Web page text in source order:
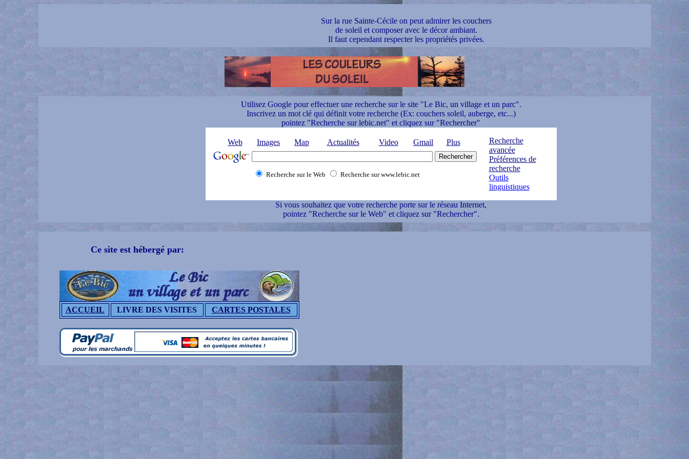
Sur la rue Sainte-Cécile on peut admirer les couchers
de soleil et composer avec le décor ambiant.
Il faut cependant respecter les propriétés privées.
Utilisez Google pour effectuer une recherche sur le site "Le Bic, un village et un parc".
Inscrivez un mot clé qui définit votre recherche (Ex: couchers soleil, auberge, etc...)
pointez "Recherche sur lebic.net" et cliquez sur "Rechercher"
Web Images Map Actualités Video Gmail Plus
Recherche sur le Web Recherche sur www.lebic.net
Recherche
avancée
Préférences de
recherche
Outils
linguistiques
Si vous souhaitez que votre recherche porte sur le réseau Internet,
pointez "Recherche sur le Web" et cliquez sur "Rechercher".
Ce site est hébergé par:
ACCUEIL LIVRE DES VISITES CARTES POSTALES